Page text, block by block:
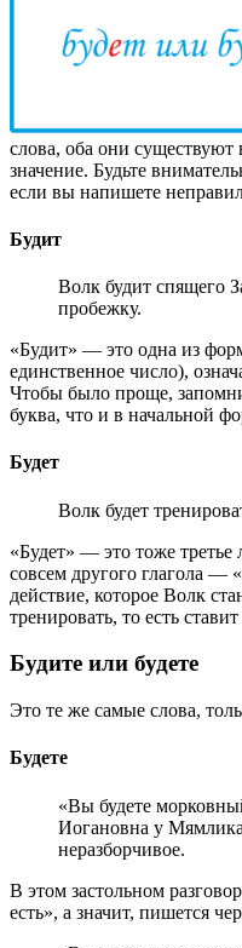
слова, оба они существуют
значение. Будьте
если вы напишете
Будит
Волк будит спящего
пробежку.
«Будит» — это одна из
единственное число),
Чтобы было проще,
буква, что и в начальной
Будет
Волк будет
«Будет» — это тоже
совсем другого глагола —
действие, которое Волк
тренировать, то есть
Будите или будете
Это те же самые слова,
Будете
«Вы будете
Иогановна у
неразборчивое.
В этом застольном
есть», а значит, пишется